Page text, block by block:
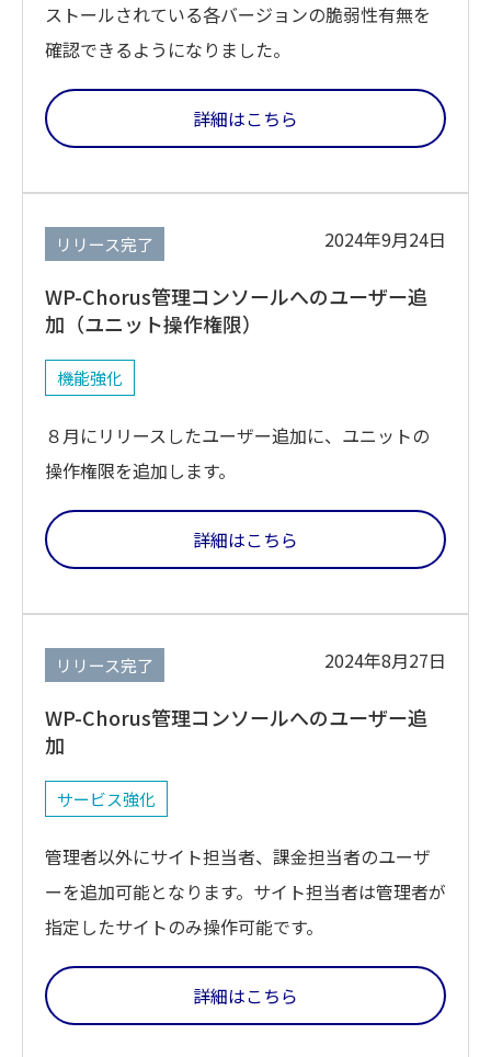
ストールされている各バージョンの脆弱性有無を
確認できるようになりました。
詳細はこちら
リリース完了 2024年9月24日
WP-Chorus管理コンソールへのユーザー追
加（ユニット操作権限）
機能強化
８月にリリースしたユーザー追加に、ユニットの
操作権限を追加します。
詳細はこちら
リリース完了 2024年8月27日
WP-Chorus管理コンソールへのユーザー追
加
サービス強化
管理者以外にサイト担当者、課金担当者のユーザ
ーを追加可能となります。サイト担当者は管理者が
指定したサイトのみ操作可能です。
詳細はこちら